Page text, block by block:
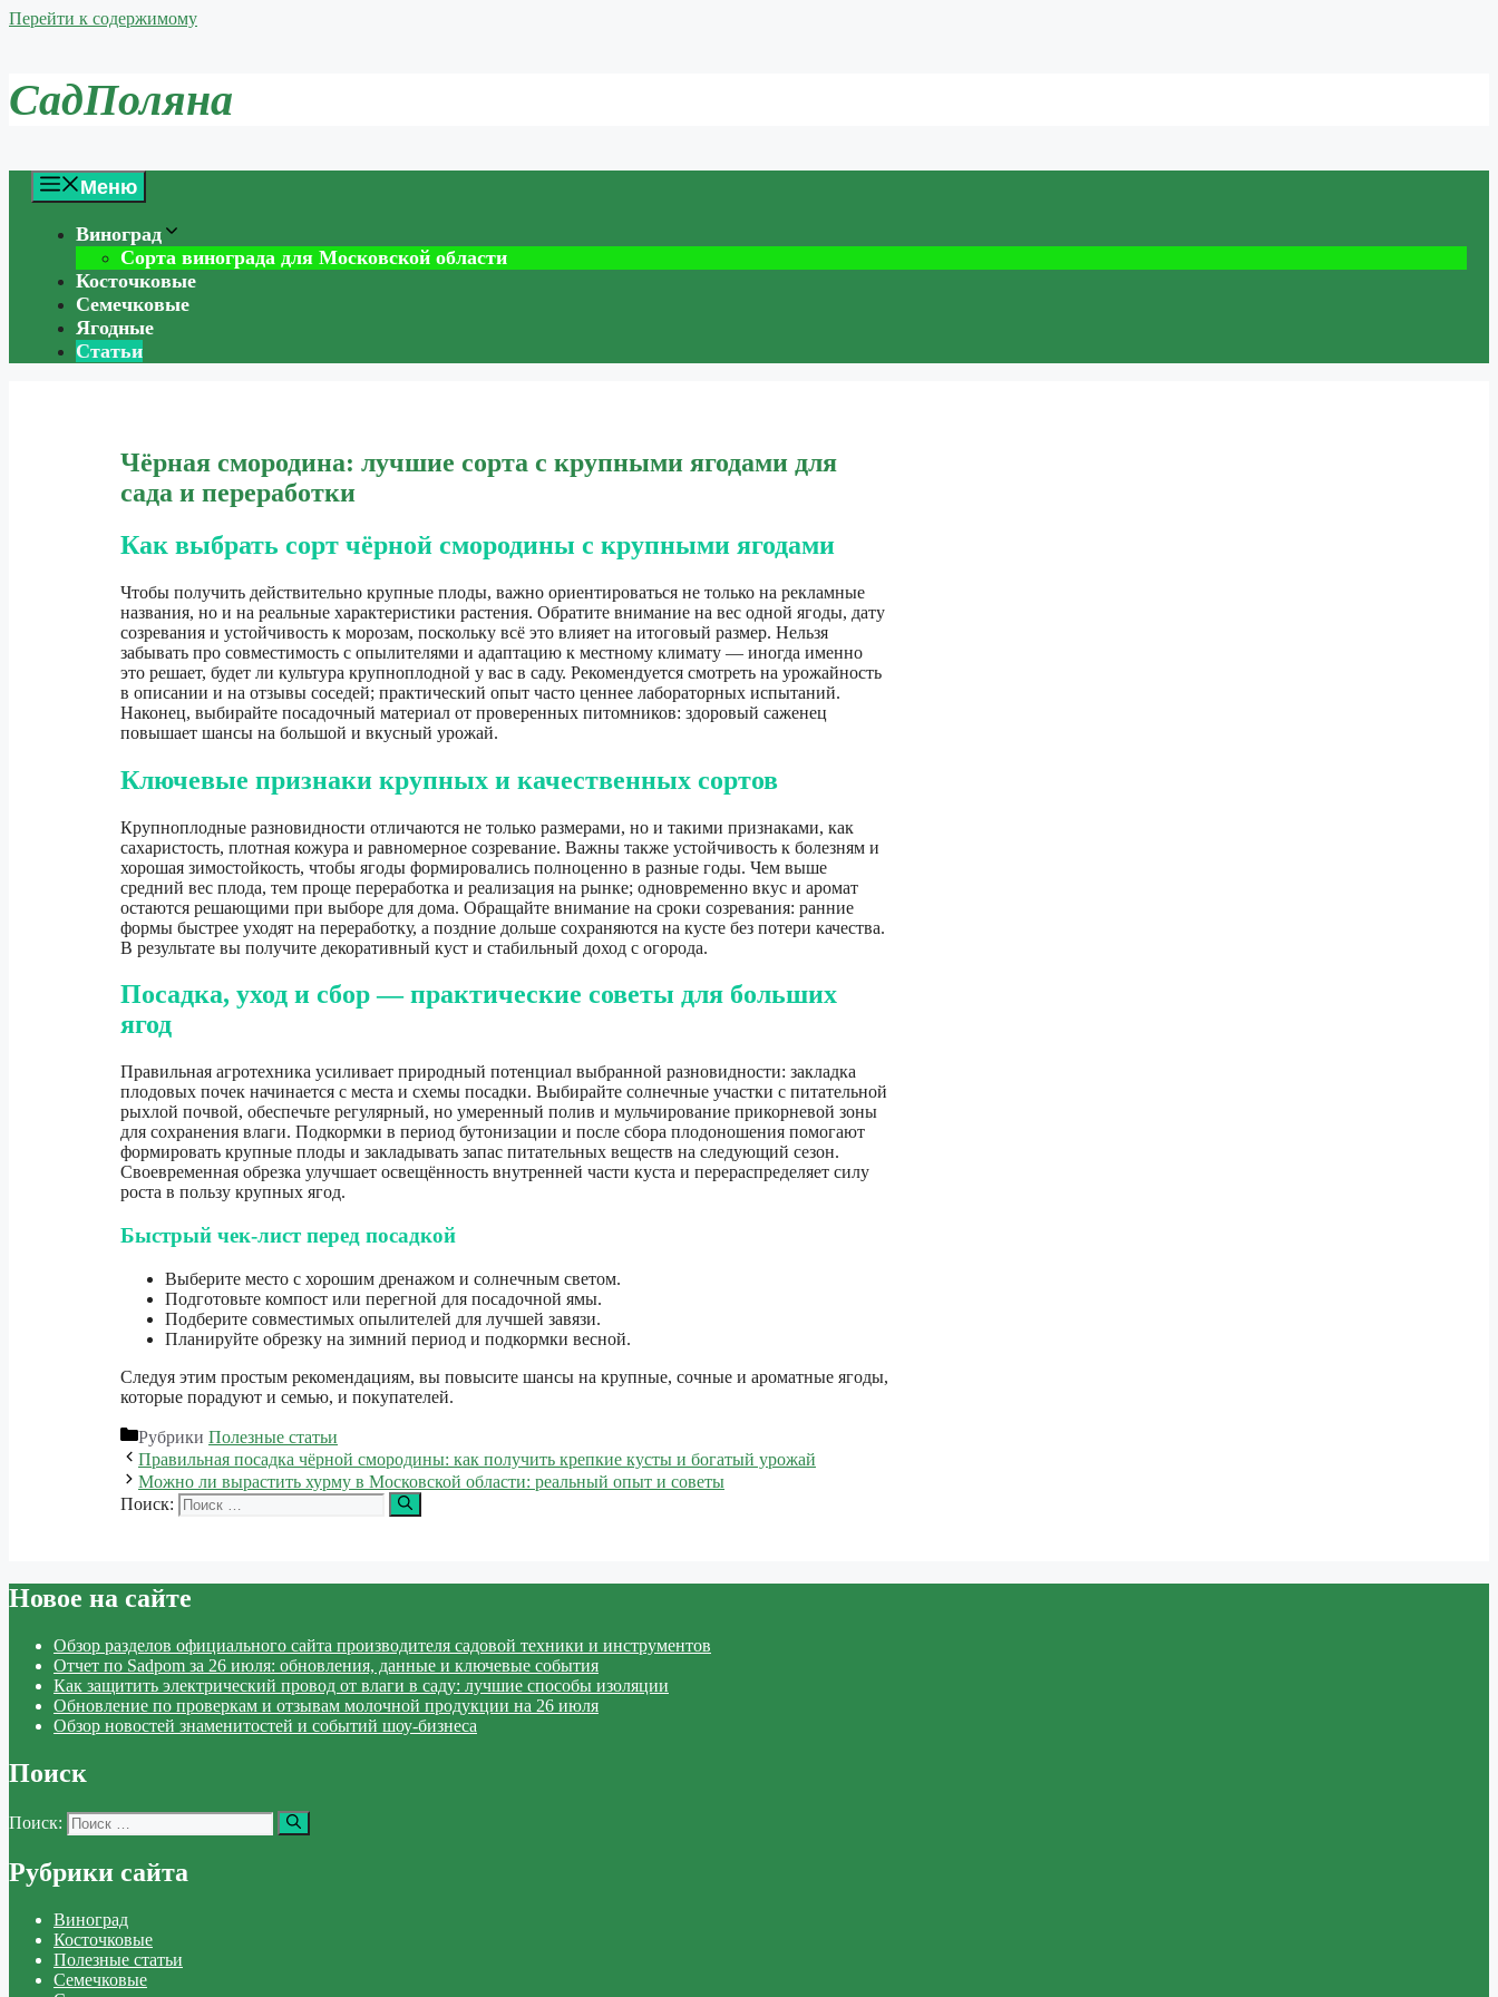
Перейти к содержимому
СадПоляна
Меню
Виноград
Сорта винограда для Московской области
Косточковые
Семечковые
Ягодные
Статьи
Чёрная смородина: лучшие сорта с крупными ягодами для
сада и переработки
Как выбрать сорт чёрной смородины с крупными ягодами
Чтобы получить действительно крупные плоды, важно ориентироваться не только на рекламные
названия, но и на реальные характеристики растения. Обратите внимание на вес одной ягоды, дату
созревания и устойчивость к морозам, поскольку всё это влияет на итоговый размер. Нельзя
забывать про совместимость с опылителями и адаптацию к местному климату — иногда именно
это решает, будет ли культура крупноплодной у вас в саду. Рекомендуется смотреть на урожайность
в описании и на отзывы соседей; практический опыт часто ценнее лабораторных испытаний.
Наконец, выбирайте посадочный материал от проверенных питомников: здоровый саженец
повышает шансы на большой и вкусный урожай.
Ключевые признаки крупных и качественных сортов
Крупноплодные разновидности отличаются не только размерами, но и такими признаками, как
сахаристость, плотная кожура и равномерное созревание. Важны также устойчивость к болезням и
хорошая зимостойкость, чтобы ягоды формировались полноценно в разные годы. Чем выше
средний вес плода, тем проще переработка и реализация на рынке; одновременно вкус и аромат
остаются решающими при выборе для дома. Обращайте внимание на сроки созревания: ранние
формы быстрее уходят на переработку, а поздние дольше сохраняются на кусте без потери качества.
В результате вы получите декоративный куст и стабильный доход с огорода.
Посадка, уход и сбор — практические советы для больших
ягод
Правильная агротехника усиливает природный потенциал выбранной разновидности: закладка
плодовых почек начинается с места и схемы посадки. Выбирайте солнечные участки с питательной
рыхлой почвой, обеспечьте регулярный, но умеренный полив и мульчирование прикорневой зоны
для сохранения влаги. Подкормки в период бутонизации и после сбора плодоношения помогают
формировать крупные плоды и закладывать запас питательных веществ на следующий сезон.
Своевременная обрезка улучшает освещённость внутренней части куста и перераспределяет силу
роста в пользу крупных ягод.
Быстрый чек-лист перед посадкой
Выберите место с хорошим дренажом и солнечным светом.
Подготовьте компост или перегной для посадочной ямы.
Подберите совместимых опылителей для лучшей завязи.
Планируйте обрезку на зимний период и подкормки весной.
Следуя этим простым рекомендациям, вы повысите шансы на крупные, сочные и ароматные ягоды,
которые порадуют и семью, и покупателей.
Рубрики Полезные статьи
Правильная посадка чёрной смородины: как получить крепкие кусты и богатый урожай
Можно ли вырастить хурму в Московской области: реальный опыт и советы
Поиск:
Новое на сайте
Обзор разделов официального сайта производителя садовой техники и инструментов
Отчет по Sadpom за 26 июля: обновления, данные и ключевые события
Как защитить электрический провод от влаги в саду: лучшие способы изоляции
Обновление по проверкам и отзывам молочной продукции на 26 июля
Обзор новостей знаменитостей и событий шоу-бизнеса
Поиск
Поиск:
Рубрики сайта
Виноград
Косточковые
Полезные статьи
Семечковые